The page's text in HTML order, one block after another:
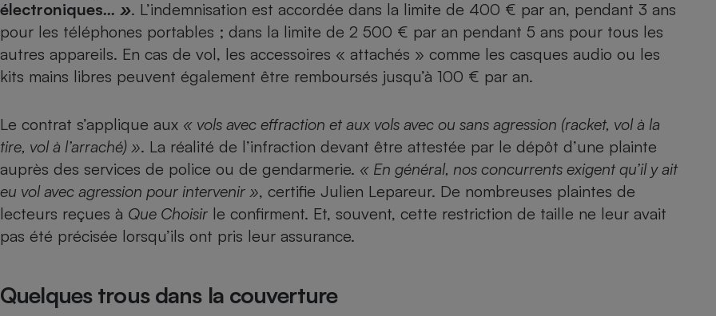
électroniques… ». L’indemnisation est accordée dans la limite de 400 € par an, pendant 3 ans
pour les téléphones portables ; dans la limite de 2 500 € par an pendant 5 ans pour tous les
autres appareils. En cas de vol, les accessoires « attachés » comme les casques audio ou les
kits mains libres peuvent également être remboursés jusqu’à 100 € par an.
Le contrat s’applique aux « vols avec effraction et aux vols avec ou sans agression (racket, vol à la
tire, vol à l’arraché) ». La réalité de l’infraction devant être attestée par le dépôt d’une plainte
auprès des services de police ou de gendarmerie. « En général, nos concurrents exigent qu’il y ait
eu vol avec agression pour intervenir », certifie Julien Lepareur. De nombreuses plaintes de
lecteurs reçues à Que Choisir le confirment. Et, souvent, cette restriction de taille ne leur avait
pas été précisée lorsqu’ils ont pris leur assurance.
Quelques trous dans la couverture
bouteille de champagne
Banque en ligne
Lave-linge Lave-vaisselle
Plaque de cuisson à
induction
Téléviseur Ordinateur portable
Téléphone mobile -
Smartphone
Appareil photo
numérique
Radiateur électrique Électricité - Gaz
Climatiseur -
Antimoustique Crème solaire